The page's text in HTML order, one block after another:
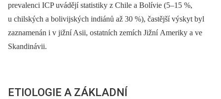
prevalenci ICP uvádějí statistiky z Chile a Bolívie (5–15 %,
u chilských a bolivijských indiánů až 30 %), častější výskyt byl
zaznamenán i v jižní Asii, ostatních zemích Jižní Ameriky a ve
Skandinávii.
ETIOLOGIE A ZÁKLADNÍ